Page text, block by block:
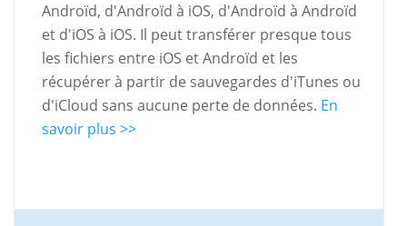
Androïd, d'Androïd à iOS, d'Androïd à Androïd
et d'iOS à iOS. Il peut transférer presque tous
les fichiers entre iOS et Androïd et les
récupérer à partir de sauvegardes d'iTunes ou
d'iCloud sans aucune perte de données. En
savoir plus >>